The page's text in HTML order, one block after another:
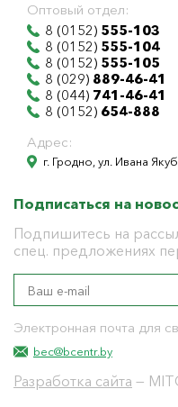
Оптовый отдел:
8 (0152) 555-103
8 (0152) 555-104
8 (0152) 555-105
8 (029) 889-46-41
8 (044) 741-46-41
8 (0152) 654-888
Адрес:
г. Гродно, ул. Ивана
Подписаться на
Подпишитесь на
спец. предложениях
Электронная почта для
bec@bcentr.by
Разработка сайта —